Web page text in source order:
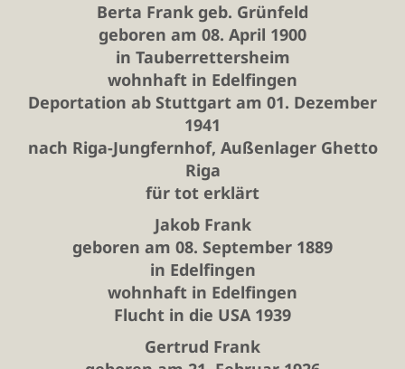
Berta Frank geb. Grünfeld
geboren am 08. April 1900
in Tauberrettersheim
wohnhaft in Edelfingen
Deportation ab Stuttgart am 01. Dezember
1941
nach Riga-Jungfernhof, Außenlager Ghetto
Riga
für tot erklärt
Jakob Frank
geboren am 08. September 1889
in Edelfingen
wohnhaft in Edelfingen
Flucht in die USA 1939
Gertrud Frank